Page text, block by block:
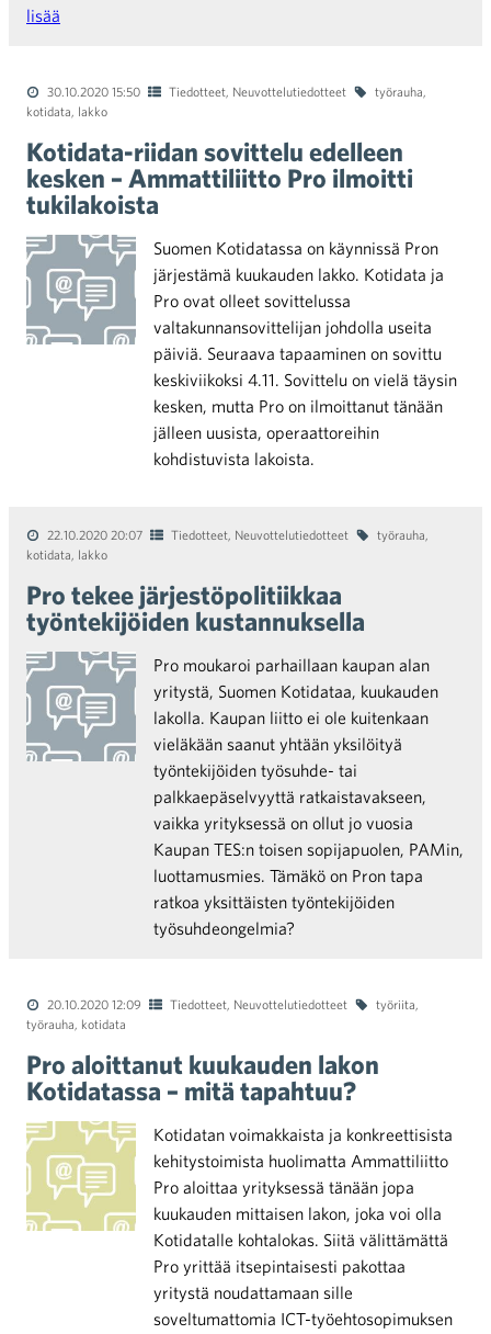
lisää
30.10.2020 15:50 Tiedotteet, Neuvottelutiedotteet työrauha,
kotidata, lakko
Kotidata-riidan sovittelu edelleen
kesken – Ammattiliitto Pro ilmoitti
tukilakoista
Suomen Kotidatassa on käynnissä Pron
järjestämä kuukauden lakko. Kotidata ja
Pro ovat olleet sovittelussa
valtakunnansovittelijan johdolla useita
päiviä. Seuraava tapaaminen on sovittu
keskiviikoksi 4.11. Sovittelu on vielä täysin
kesken, mutta Pro on ilmoittanut tänään
jälleen uusista, operaattoreihin
kohdistuvista lakoista.
22.10.2020 20:07 Tiedotteet, Neuvottelutiedotteet työrauha,
kotidata, lakko
Pro tekee järjestöpolitiikkaa
työntekijöiden kustannuksella
Pro moukaroi parhaillaan kaupan alan
yritystä, Suomen Kotidataa, kuukauden
lakolla. Kaupan liitto ei ole kuitenkaan
vieläkään saanut yhtään yksilöityä
työntekijöiden työsuhde- tai
palkkaepäselvyyttä ratkaistavakseen,
vaikka yrityksessä on ollut jo vuosia
Kaupan TES:n toisen sopijapuolen, PAMin,
luottamusmies. Tämäkö on Pron tapa
ratkoa yksittäisten työntekijöiden
työsuhdeongelmia?
20.10.2020 12:09 Tiedotteet, Neuvottelutiedotteet työriita,
työrauha, kotidata
Pro aloittanut kuukauden lakon
Kotidatassa – mitä tapahtuu?
Kotidatan voimakkaista ja konkreettisista
kehitystoimista huolimatta Ammattiliitto
Pro aloittaa yrityksessä tänään jopa
kuukauden mittaisen lakon, joka voi olla
Kotidatalle kohtalokas. Siitä välittämättä
Pro yrittää itsepintaisesti pakottaa
yritystä noudattamaan sille
soveltumattomia ICT-työehtosopimuksen